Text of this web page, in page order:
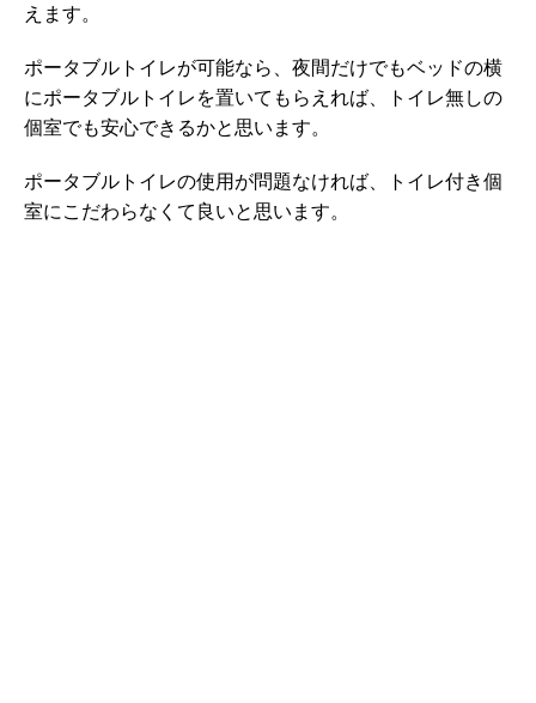
えます。
ポータブルトイレが可能なら、夜間だけでもベッドの横
にポータブルトイレを置いてもらえれば、トイレ無しの
個室でも安心できるかと思います。
ポータブルトイレの使用が問題なければ、トイレ付き個
室にこだわらなくて良いと思います。